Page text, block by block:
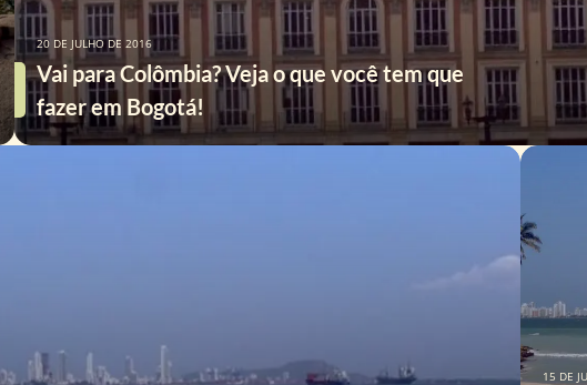
Vai para Colômbia? Veja o que você tem que
fazer em Bogotá!
20 DE JULHO DE 2016
15 DE